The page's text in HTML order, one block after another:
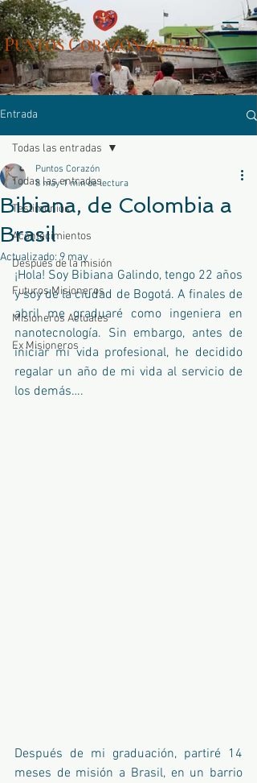
PUNTOSCORAZÓNArgentina
Entrada
Todas las entradas
Testimonios
Acontecimientos
Después de la misión
Futuros Misioneros
Misioneros Actuales
Ex Misioneros
Todas las entradas
Bibiana, de Colombia a
Brasil
Puntos Corazón
8 may 1 min de lectura
Actualizado: 9 may
¡Hola! Soy Bibiana Galindo, tengo 22 años
y soy de la ciudad de Bogotá. A finales de
abril me graduaré como ingeniera en
nanotecnología. Sin embargo, antes de
iniciar mi vida profesional, he decidido
regalar un año de mi vida al servicio de
los demás….
Después de mi graduación, partiré 14
meses de misión a Brasil, en un barrio